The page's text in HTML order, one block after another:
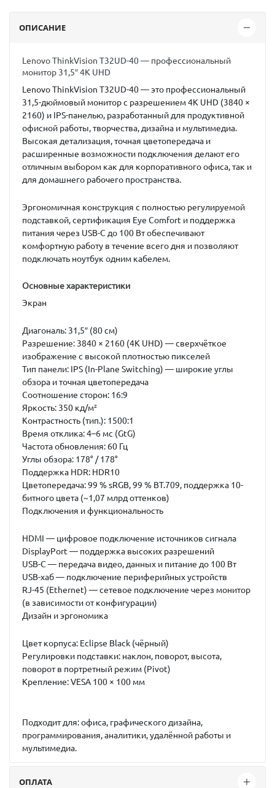
ОПИСАНИЕ
Lenovo ThinkVision T32UD-40 — профессиональный
монитор 31,5″ 4K UHD
Lenovo ThinkVision T32UD-40— это профессиональный
31,5-дюймовый монитор с разрешением4K UHD (3840 ×
2160) и IPS-панелью, разработанный для продуктивной
офисной работы, творчества, дизайна и мультимедиа.
Высокая детализация, точная цветопередача и
расширенные возможности подключения делают его
отличным выбором как для корпоративного офиса, так и
для домашнего рабочего пространства.
Эргономичная конструкция с полностью регулируемой
подставкой, сертификация Eye Comfort и поддержка
питания через USB-C до 100 Втобеспечивают
комфортную работу в течение всего дня и позволяют
подключать ноутбук одним кабелем.
Основные характеристики
Экран
Диагональ: 31,5″ (80 см)
Разрешение: 3840 × 2160 (4K UHD) — сверхчёткое
изображение с высокой плотностью пикселей
Тип панели: IPS (In-Plane Switching) — широкие углы
обзора и точная цветопередача
Соотношение сторон: 16:9
Яркость: 350 кд/м²
Контрастность (тип.): 1500:1
Время отклика:4–6 мс (GtG)
Частота обновления: 60 Гц
Углы обзора: 178° / 178°
Поддержка HDR: HDR10
Цветопередача:99 % sRGB, 99 % BT.709, поддержка 10-
битного цвета (~1,07 млрд оттенков)
Подключения и функциональность
HDMI — цифровое подключение источников сигнала
DisplayPort — поддержка высоких разрешений
USB-C — передача видео, данных и питание до 100 Вт
USB-хаб— подключение периферийных устройств
RJ-45 (Ethernet) — сетевое подключение через монитор
(в зависимости от конфигурации)
Дизайн и эргономика
Цвет корпуса: Eclipse Black (чёрный)
Регулировки подставки: наклон, поворот, высота,
поворот в портретный режим (Pivot)
Крепление:VESA 100 × 100 мм
Подходит для:офиса, графического дизайна,
программирования, аналитики, удалённой работы и
мультимедиа.
ОПЛАТА